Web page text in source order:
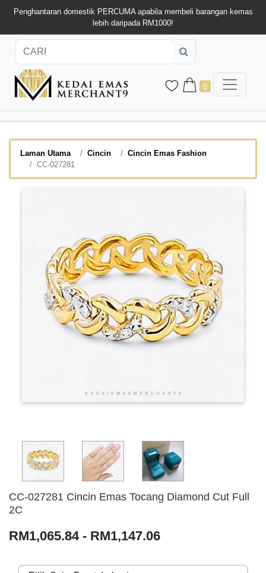
Penghantaran domestik PERCUMA apabila membeli barangan kemas
lebih daripada RM1000!
0
Laman Utama Cincin
Cincin Emas Fashion
CC-027281
CC-027281 Cincin Emas Tocang Diamond Cut Full
2C
RM1,065.84 - RM1,147.06